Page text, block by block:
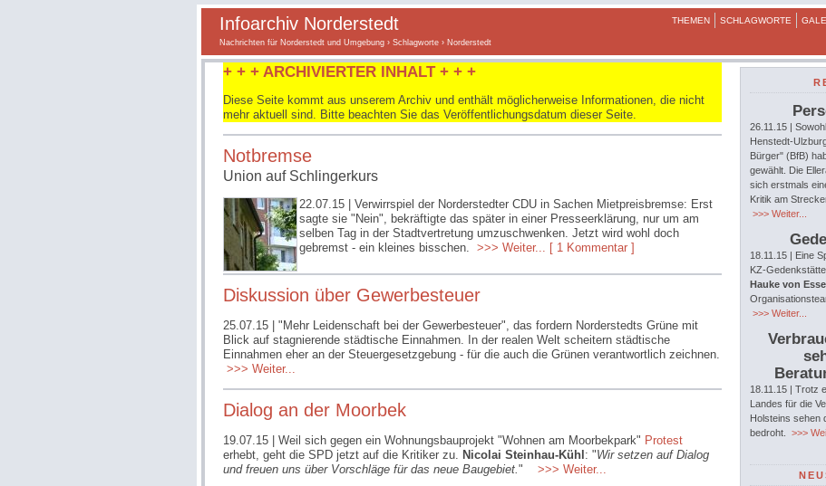
Infoarchiv Norderstedt THEMEN SCHLAGWORTE
Nachrichten für Norderstedt und Umgebung › Schlagworte › Norderstedt
+ + + ARCHIVIERTER INHALT + + +
Diese Seite kommt aus unserem Archiv und enthält möglicherweise Informationen, die nicht
mehr aktuell sind. Bitte beachten Sie das Veröffentlichungsdatum dieser Seite.
Notbremse
Union auf Schlingerkurs
22.07.15 | Verwirrspiel der Norderstedter CDU in Sachen Mietpreisbremse: Erst
sagte sie "Nein", bekräftigte das später in einer Presseerklärung, nur um am
selben Tag in der Stadtvertretung umzuschwenken. Jetzt wird wohl doch
gebremst - ein kleines bisschen. >>> Weiter... [ 1 Kommentar ]
Diskussion über Gewerbesteuer
25.07.15 | "Mehr Leidenschaft bei der Gewerbesteuer", das fordern Norderstedts Grüne mit
Blick auf stagnierende städtische Einnahmen. In der realen Welt scheitern städtische
Einnahmen eher an der Steuergesetzgebung - für die auch die Grünen verantwortlich zeichnen.
>>> Weiter...
Dialog an der Moorbek
19.07.15 | Weil sich gegen ein Wohnungsbauprojekt "Wohnen am Moorbekpark" Protest
erhebt, geht die SPD jetzt auf die Kritiker zu. Nicolai Steinhau-Kühl : "Wir setzen auf Dialog
und freuen uns über Vorschläge für das neue Baugebiet." >>> Weiter...
26.11.15 |
Henstedt-
Bürger" (BfB)
gewählt. Die
sich erstmals
Kritik am
>>> Weiter...
18.11.15 | Eine
KZ-
Hauke von
>>> Weiter...
18.11.15 | Trotz
Landes für die
Holsteins sehen
bedroht.
>>>